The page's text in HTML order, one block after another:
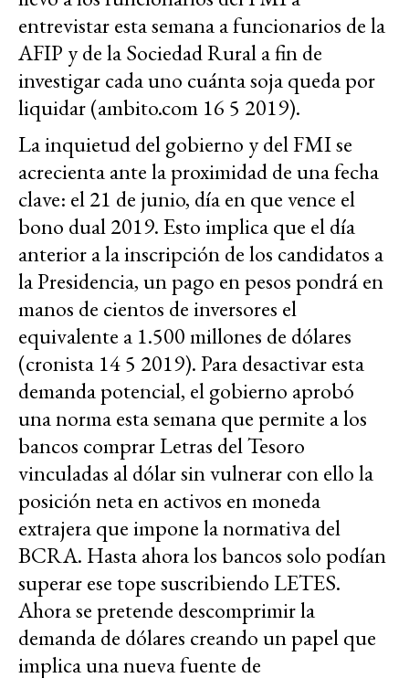
entrevistar esta semana a funcionarios de la
AFIP y de la Sociedad Rural a fin de
investigar cada uno cuánta soja queda por
liquidar (ambito.com 16 5 2019).
La inquietud del gobierno y del FMI se
acrecienta ante la proximidad de una fecha
clave: el 21 de junio, día en que vence el
bono dual 2019. Esto implica que el día
anterior a la inscripción de los candidatos a
la Presidencia, un pago en pesos pondrá en
manos de cientos de inversores el
equivalente a 1.500 millones de dólares
(cronista 14 5 2019). Para desactivar esta
demanda potencial, el gobierno aprobó
una norma esta semana que permite a los
bancos comprar Letras del Tesoro
vinculadas al dólar sin vulnerar con ello la
posición neta en activos en moneda
extrajera que impone la normativa del
BCRA. Hasta ahora los bancos solo podían
superar ese tope suscribiendo LETES.
Ahora se pretende descomprimir la
demanda de dólares creando un papel que
implica una nueva fuente de